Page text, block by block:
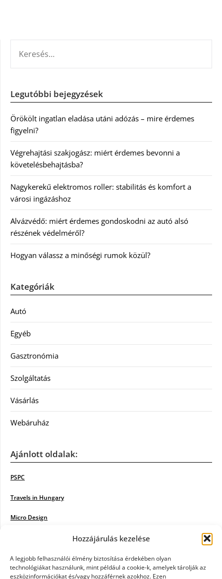
Hozzájárulás kezelése
A legjobb felhasználói élmény biztosítása érdekében olyan
technológiákat használunk, mint például a cookie-k, amelyek tárolják az
eszközinformációkat és/vagy hozzáférnek azokhoz. Ezen
Legutóbbi bejegyzések
Örökölt ingatlan eladása utáni adózás – mire érdemes
figyelni?
Végrehajtási szakjogász: miért érdemes bevonni a
követelésbehajtásba?
Nagykerekű elektromos roller: stabilitás és komfort a
városi ingázáshoz
Alvázvédő: miért érdemes gondoskodni az autó alsó
részének védelméről?
Hogyan válassz a minőségi rumok közül?
Kategóriák
Autó
Egyéb
Gasztronómia
Szolgáltatás
Vásárlás
Webáruház
Ajánlott oldalak:
PSPC
Travels in Hungary
Micro Design
Poiwiki